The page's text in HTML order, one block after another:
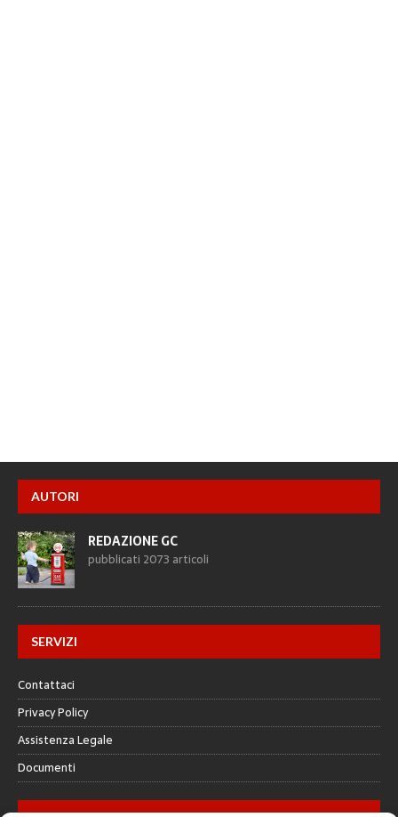
AUTORI
REDAZIONE GC
pubblicati 2073 articoli
SERVIZI
Contattaci
Privacy Policy
Assistenza Legale
Documenti